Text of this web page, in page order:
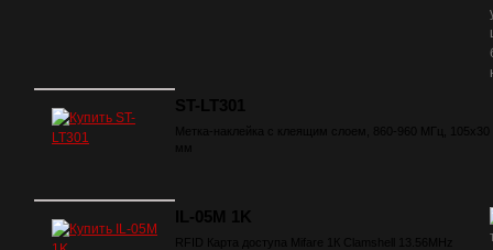
ST-LT301
Метка-наклейка с клеящим слоем, 860-960 МГц, 105х30
мм
IL-05M 1K
RFID Карта доступа Mifare 1К Clamshell 13.56MHz